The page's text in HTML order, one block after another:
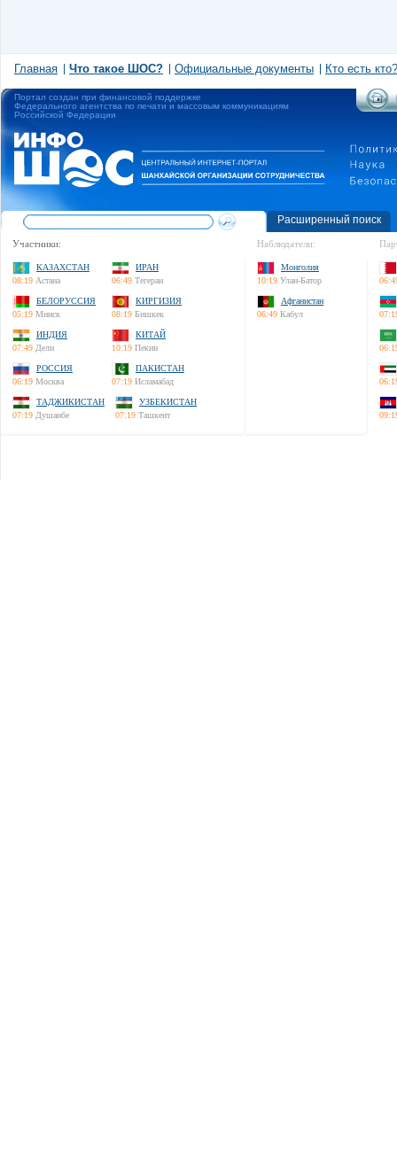
Главная Что такое ШОС? Официальные документы Кто есть кто?
Портал создан при финансовой поддержке
Федерального агентства по печати и массовым коммуникациям
Российской Федерации
Расширенный поиск
Участники:
КАЗАХСТАН
08:19 Астана
ИРАН
06:49 Тегеран
БЕЛОРУССИЯ
05:19 Минск
КИРГИЗИЯ
08:19 Бишкек
ИНДИЯ
07:49 Дели
КИТАЙ
10:19 Пекин
РОССИЯ
06:19 Москва
ПАКИСТАН
07:19 Исламабад
ТАДЖИКИСТАН
07:19 Душанбе
УЗБЕКИСТАН
07:19 Ташкент
Наблюдатели:
Монголия
10:19 Улан-Батор
Афганистан
06:49 Кабул